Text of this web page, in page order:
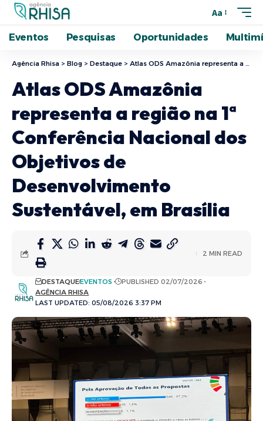
Aa
Eventos Pesquisas Oportunidades
Agência Rhisa > Blog > Destaque > Atlas ODS Amazônia representa a região na 1ª Conferência Nacional dos Objetivos de Desenvolvimento Sustentável, em Brasília
Atlas ODS Amazônia
representa a região na 1ª
Conferência Nacional dos
Objetivos de
Desenvolvimento
Sustentável, em Brasília
LAST UPDATED: 05/08/2026 3:37 PM
DESTAQUEEVENTOS
PUBLISHED 02/07/2026
AGÊNCIA RHISA
2 MIN READ